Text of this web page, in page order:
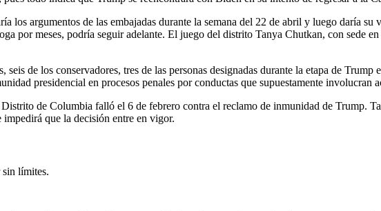
los argumentos de las embajadas durante la semana del 22 de abril y luego daría
por meses, podría seguir adelante. El juego del distrito Tanya Chutkan, con sede
de los conservadores, tres de las personas designadas durante la etapa de
presidencial en procesos penales por conductas que supuestamente involucran
de Columbia falló el 6 de febrero contra el reclamo de inmunidad de Trump.
que la decisión entre en vigor.
sin límites.